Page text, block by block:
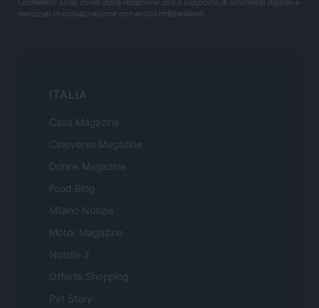
I contenuti sono curati dalla redazione con il supporto di strumenti digitali e
realizzati in collaborazione con autori indipendenti.
ITALIA
Casa Magazine
Cineverse Magazine
Donne Magazine
Food Blog
Milano Notizie
Motor Magazine
Notizie.it
Offerte Shopping
Pet Story